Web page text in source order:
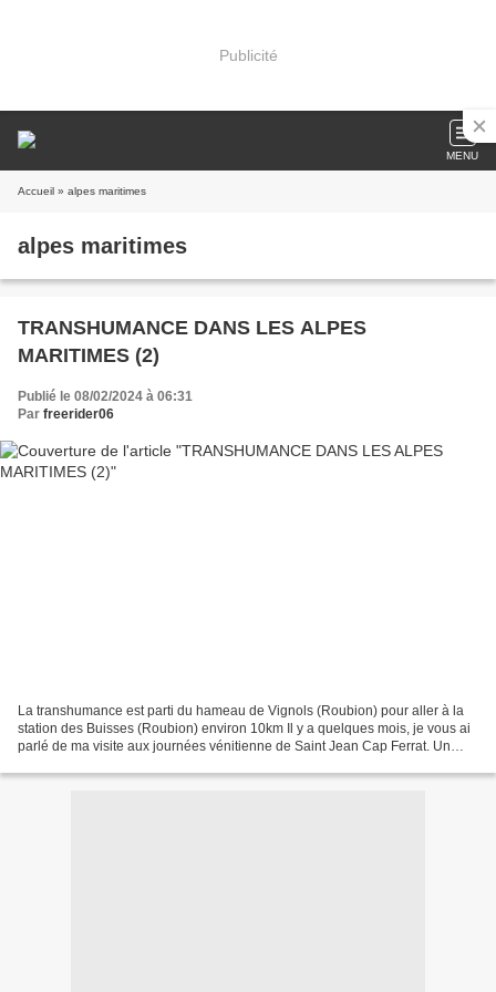
Publicité
MENU
Accueil » alpes maritimes
alpes maritimes
TRANSHUMANCE DANS LES ALPES
MARITIMES (2)
Publié le 08/02/2024 à 06:31
Par freerider06
La transhumance est parti du hameau de Vignols (Roubion) pour aller à la
station des Buisses (Roubion) environ 10km Il y a quelques mois, je vous ai
parlé de ma visite aux journées vénitienne de Saint Jean Cap Ferrat. Un